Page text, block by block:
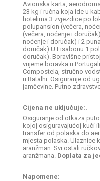
Avionska karta,
23 kg i ručna koja ide u
hotelima 3 zvjezdice po
polupansion (večera,
(večera, noćenje i
noćenje i doručak) i 2
doručak).U Lisabonu 1
doručak). Boravišne
vrijeme boravka u
Compostela, stručno
u Batalhi. Osiguranje od
jamčevine. Putno
Cijena ne uključuje:.
Osiguranje od otkaza
kojoj osiguravajućoj kući
transfer od polaska do
mjesta polaska. Ulaznice
aranžman. Svi ostali
aranžmana. Doplata za
Napomene: